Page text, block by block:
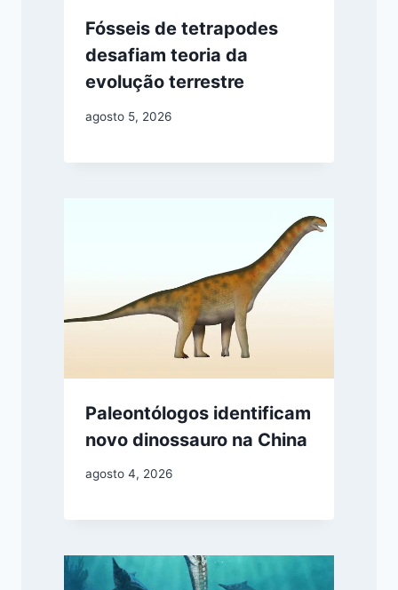
Fósseis de tetrapodes
desafiam teoria da
evolução terrestre
agosto 5, 2026
Paleontólogos identificam
novo dinossauro na China
agosto 4, 2026